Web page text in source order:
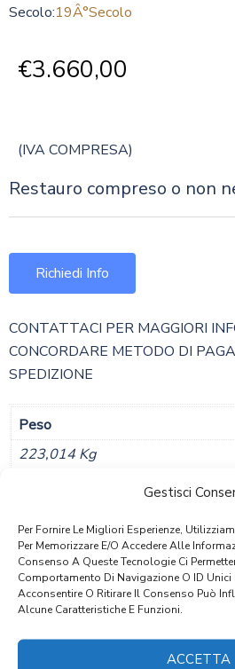
Gestisci
Per Fornire Le Migliori Esperienze,
Per Memorizzare E/o Accedere Alle
Consenso A Queste Tecnologie Ci
Comportamento Di Navigazione O ID Unici
Acconsentire O Ritirare Il Consenso Può
Alcune Caratteristiche E Funzioni.
ACCETTA
Secolo:19Â°secolo
€3.660,00
(IVA COMPRESA)
Restauro compreso o non
Richiedi Info
CONTATTACI PER MAGGIORI
CONCORDARE METODO DI
SPEDIZIONE
Peso
223,014 Kg
109 × 55 × 186 Cm
Materiale
Abete